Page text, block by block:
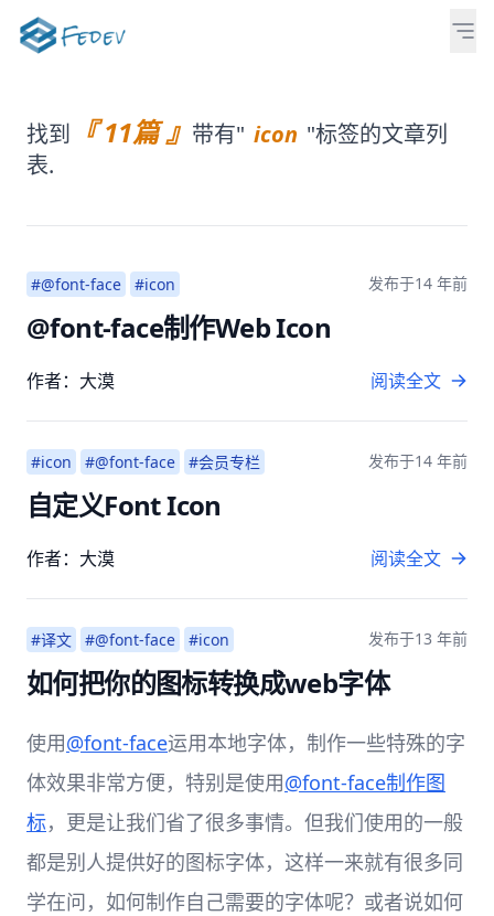
找到 『 11篇 』 带有" icon "标签的文章列
表.
#@font-face #icon 发布于14 年前
@font-face制作Web Icon
作者：大漠 阅读全文
#icon #@font-face #会员专栏 发布于14 年前
自定义Font Icon
作者：大漠 阅读全文
#译文 #@font-face #icon 发布于13 年前
如何把你的图标转换成web字体
使用@font-face运用本地字体，制作一些特殊的字
体效果非常方便，特别是使用@font-face制作图
标，更是让我们省了很多事情。但我们使用的一般
都是别人提供好的图标字体，这样一来就有很多同
学在问，如何制作自己需要的字体呢？或者说如何